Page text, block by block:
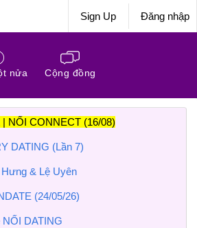
Sign Up Đăng nhập
nửa Cộng đồng
NỐI CONNECT (16/08)
DATING (Lần 7)
& Lệ Uyên
(24/05/26)
DATING